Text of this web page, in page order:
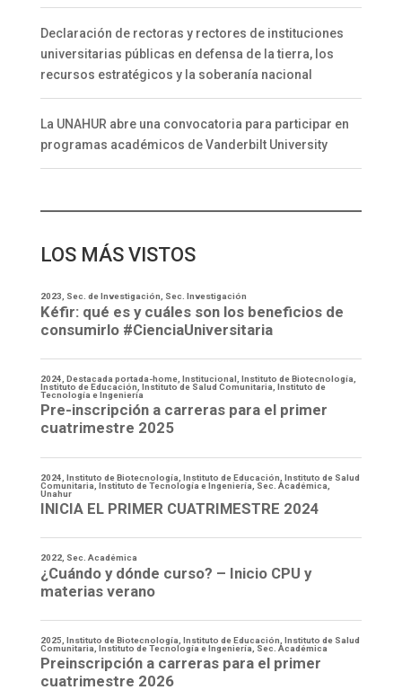
Declaración de rectoras y rectores de instituciones
universitarias públicas en defensa de la tierra, los
recursos estratégicos y la soberanía nacional
La UNAHUR abre una convocatoria para participar en
programas académicos de Vanderbilt University
LOS MÁS VISTOS